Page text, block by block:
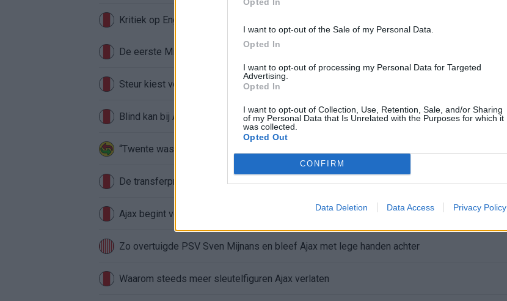
I want to opt-out of the Sale of my Personal Data.
Opted In
I want to opt-out of processing my Personal Data for Targeted
Advertising.
Opted In
I want to opt-out of Collection, Use, Retention, Sale, and/or Sharing
of my Personal Data that Is Unrelated with the Purposes for which it
was collected.
Opted Out
CONFIRM
Data Deletion Data Access Privacy Policy
Kritiek op Engels van Míchel genuanceerd: ‘Ajax-spelers snappen dat echt wel’
Steur kiest voor Newcastle na gemiste duidelijkheid bij Ajax
Blind kan bij Ajax de speler naast Míchel worden
“Twente was toen niet haalbaar”: Weghorst blikt terug op Ajax-keuze
De transferprioriteiten van Ajax worden steeds duidelijker
Ajax begint voorbereiding met nederlaag: zo ziet de route naar PEC eruit
Zo overtuigde PSV Sven Mijnans en bleef Ajax met lege handen achter
Waarom steeds meer sleutelfiguren Ajax verlaten